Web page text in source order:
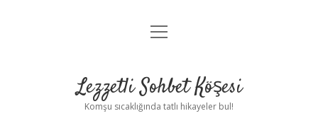
Anasayfa
Yasal Uyarı
menüyü
Lezzetli Sohbet Köşesi
Komşu sıcaklığında tatlı hikayeler bul!